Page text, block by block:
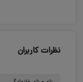
نظرات کاربران